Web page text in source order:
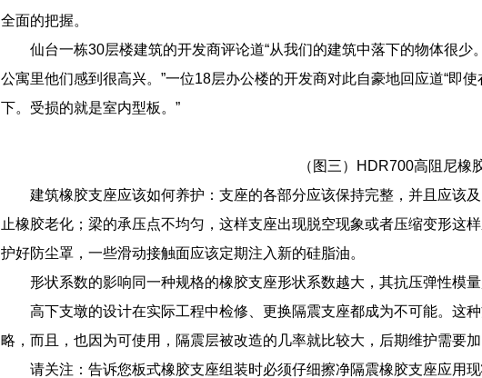
全面的把握。
仙台一栋30层楼建筑的开发商评论道“从我们的建筑中落下的物体很
公寓里他们感到很高兴。”一位18层办公楼的开发商对此自豪地回应道“即
下。受损的就是室内型板。”
（图三）HDR700高阻尼橡
建筑橡胶支座应该如何养护：支座的各部分应该保持完整，并且应该
止橡胶老化；梁的承压点不均匀，这样支座出现脱空现象或者压缩变形这
护好防尘罩，一些滑动接触面应该定期注入新的硅脂油。
形状系数的影响同一种规格的橡胶支座形状系数越大，其抗压弹性模
高下支墩的设计在实际工程中检修、更换隔震支座都成为不可能。这
略，而且，也因为可使用，隔震层被改造的几率就比较大，后期维护需要加
请关注：告诉您板式橡胶支座组装时必须仔细擦净隔震橡胶支座应用